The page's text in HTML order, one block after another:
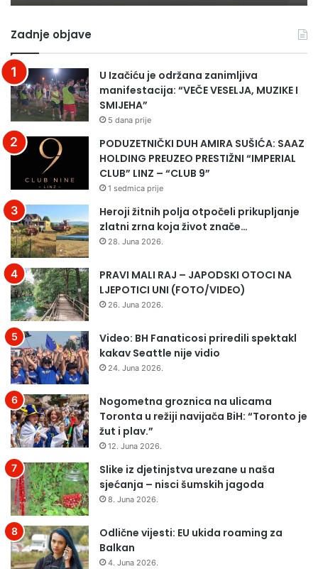
Zadnje objave
U Izačiću je održana zanimljiva
manifestacija: “VEČE VESELJA, MUZIKE I
SMIJEHA”
5 dana prije
PODUZETNIČKI DUH AMIRA SUŠIĆA: SAAZ
HOLDING PREUZEO PRESTIŽNI “IMPERIAL
CLUB” LINZ – “CLUB 9”
1 sedmica prije
Heroji žitnih polja otpočeli prikupljanje
zlatni zrna koja život znače…
28. Juna 2026.
PRAVI MALI RAJ – JAPODSKI OTOCI NA
LJEPOTICI UNI (FOTO/VIDEO)
26. Juna 2026.
Video: BH Fanaticosi priredili spektakl
kakav Seattle nije vidio
24. Juna 2026.
Nogometna groznica na ulicama
Toronta u režiji navijača BiH: “Toronto je
žut i plav.”
12. Juna 2026.
Slike iz djetinjstva urezane u naša
sjećanja – nisci šumskih jagoda
8. Juna 2026.
Odlične vijesti: EU ukida roaming za
Balkan
4. Juna 2026.